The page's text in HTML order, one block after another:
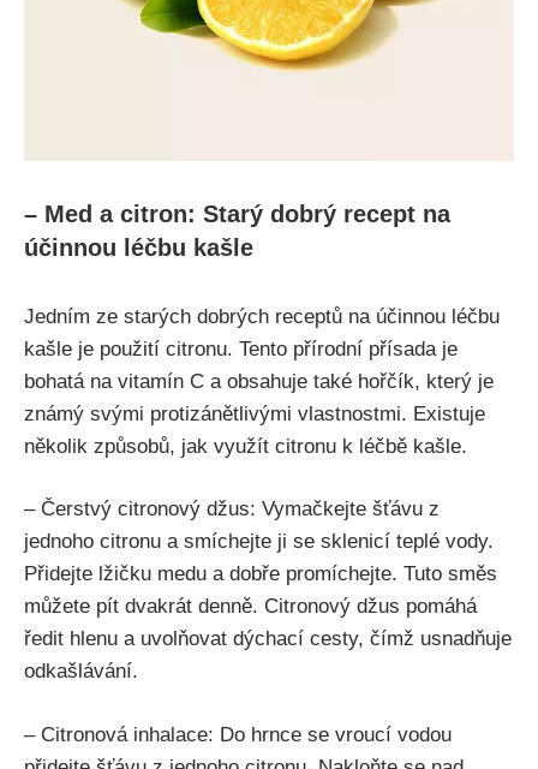
– Med a citron:‌ Starý dobrý recept na
účinnou léčbu ‌kašle
Jedním ze starých dobrých receptů na účinnou​ léčbu
kašle je použití citronu. Tento přírodní přísada je
bohatá na vitamín C a obsahuje také hořčík, který je
známý svými protizánětlivými vlastnostmi. Existuje
několik způsobů, ⁤jak využít citronu k léčbě kašle.
– Čerstvý citronový džus: Vymačkejte šťávu z⁤
jednoho citronu a smíchejte ji se sklenicí teplé vody.
Přidejte lžičku medu a dobře ⁤promíchejte. Tuto směs
můžete pít dvakrát denně. ⁤Citronový džus ​pomáhá
ředit hlenu a uvolňovat dýchací cesty, čímž usnadňuje⁤
odkašlávání.
– Citronová inhalace: Do hrnce se vroucí vodou